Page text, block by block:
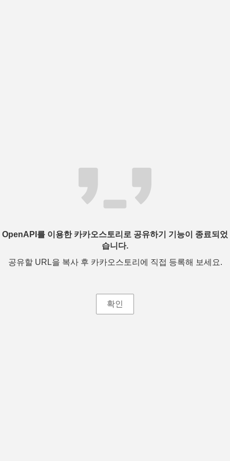
OpenAPI를 이용한 카카오스토리로 공유하기 기능이 종료되었
습니다.
공유할 URL을 복사 후 카카오스토리에 직접 등록해 보세요.
확인